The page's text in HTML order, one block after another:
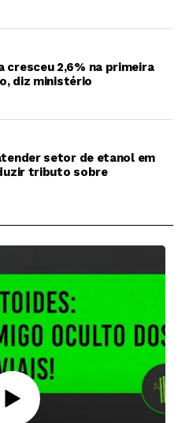
cresceu 2,6% na primeira
diz ministério
setor de etanol em
tributo sobre